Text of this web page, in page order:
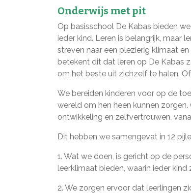
Onderwijs met pit
Op basisschool De Kabas bieden
ieder kind. Leren is belangrijk, maar
streven naar een plezierig klimaat
betekent dit dat leren op De Kabas
om het beste uit zichzelf te halen.
We bereiden kinderen voor op de
wereld om hen heen kunnen
ontwikkeling en zelfvertrouwen,
Dit hebben we samengevat in 12
1. Wat we doen, is gericht op de
leerklimaat bieden, waarin ieder
2. We zorgen ervoor dat leerlingen